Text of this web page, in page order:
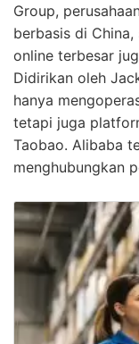
Group,
berbasis di
online terbesar
Didirikan oleh
hanya
tetapi juga
Taobao. Alibaba
menghubungkan